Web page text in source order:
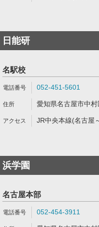
日能研
名駅校
052-451-5601
愛知県名古屋市中
JR中央本線(名古屋
浜学園
名古屋本部
052-454-3911